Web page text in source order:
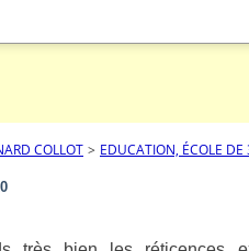
COLLOT > EDUCATION, ÉCOLE DE